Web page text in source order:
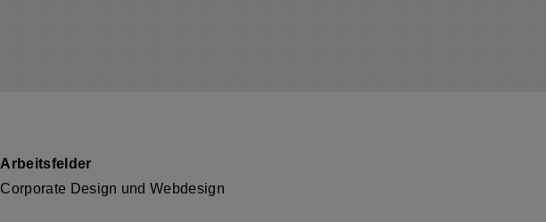
Arbeitsfelder
Corporate Design und Webdesign